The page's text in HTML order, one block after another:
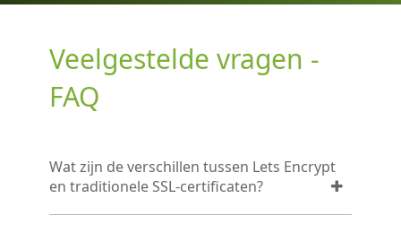
Veelgestelde vragen -
FAQ
Wat zijn de verschillen tussen Lets Encrypt
en traditionele SSL-certificaten?